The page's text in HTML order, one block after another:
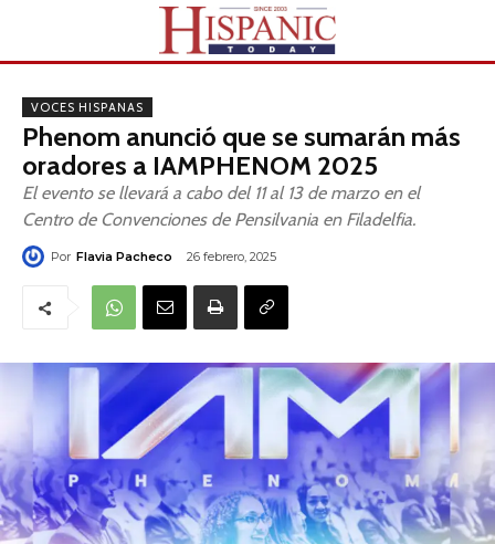
VOCES HISPANAS
Phenom anunció que se sumarán más
oradores a IAMPHENOM 2025
El evento se llevará a cabo del 11 al 13 de marzo en el
Centro de Convenciones de Pensilvania en Filadelfia.
Por Flavia Pacheco 26 febrero, 2025